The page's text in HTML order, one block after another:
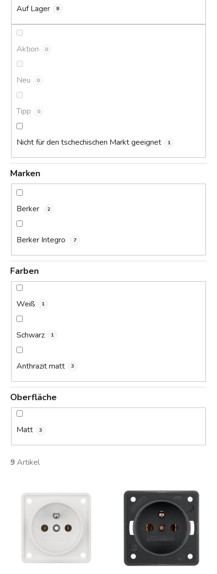
Auf Lager 8
Aktion 0
Neu 0
Tipp 0
Nicht für den tschechischen Markt geeignet 1
Marken
Berker 2
Berker Integro 7
Farben
Weiß 1
Schwarz 1
Anthrazit matt 3
Oberfläche
Matt 3
9 Artikel